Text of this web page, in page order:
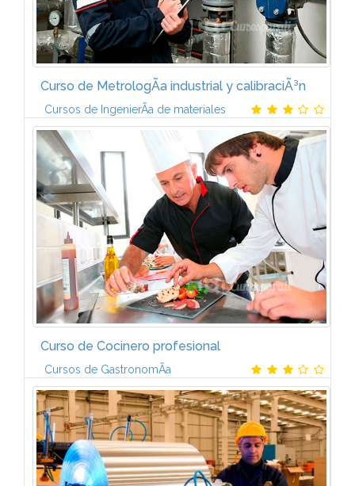
Curso de MetrologÃ­a industrial y calibraciÃ³n
Cursos de IngenierÃ­a de materiales
CALIDAD DE LAS MEDIDAS EN LA
INDUSTRIADISPOSITIVOS DE MEDIDAREALIZACIÃN
DE MEDIDAS (METROTECNIA)EL PROCESO DE
CALIBRACIÃNCRITERIOS DE ACEPTACIÃN DE LOS
EQUIPOSCÃLCULO DE LA...
Curso de Cocinero profesional
Cursos de GastronomÃ­a
ProgramaEl curso de cocinero profesional estÃ¡
formado por 34 unidades.IntroducciÃ³n a las
generalidades de la cocinaMaquinaria, utillaje e
instalaciones. Breve historia de la...